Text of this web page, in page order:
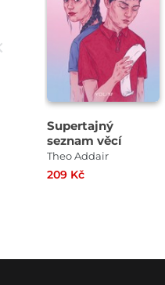
Supertajný
seznam věcí
Theo Addair
209 Kč